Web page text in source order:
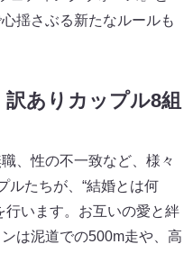
揺さぶる新たなルールも
ありカップル8組
、性の不一致など、様々
ルたちが、“結婚とは何
行います。お互いの愛と絆
は泥道での500m走や、高